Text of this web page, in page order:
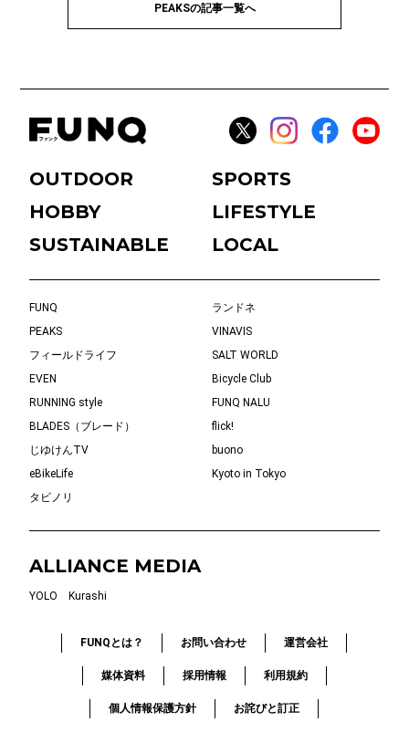
PEAKSの記事一覧へ
OUTDOOR
SPORTS
HOBBY
LIFESTYLE
SUSTAINABLE
LOCAL
FUNQ
ランドネ
PEAKS
VINAVIS
フィールドライフ
SALT WORLD
EVEN
Bicycle Club
RUNNING style
FUNQ NALU
BLADES（ブレード）
flick!
じゆけんTV
buono
eBikeLife
Kyoto in Tokyo
タビノリ
ALLIANCE MEDIA
YOLO Kurashi
FUNQとは？ お問い合わせ 運営会社
媒体資料 採用情報 利用規約
個人情報保護方針 お詫びと訂正